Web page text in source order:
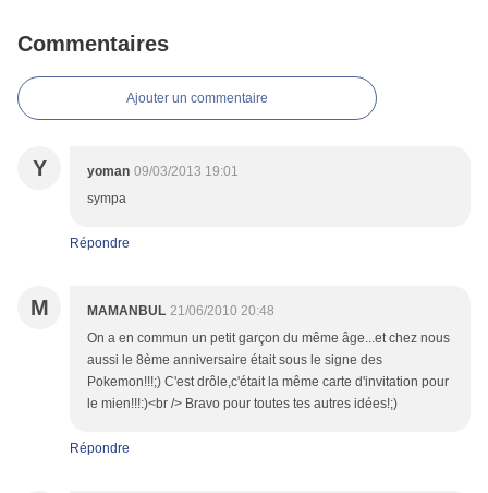
Commentaires
Ajouter un commentaire
Y yoman 09/03/2013 19:01
sympa
Répondre
M MAMANBUL 21/06/2010 20:48
On a en commun un petit garçon du même âge...et chez nous
aussi le 8ème anniversaire était sous le signe des
Pokemon!!!;) C'est drôle,c'était la même carte d'invitation pour
le mien!!!:)<br /> Bravo pour toutes tes autres idées!;)
Répondre